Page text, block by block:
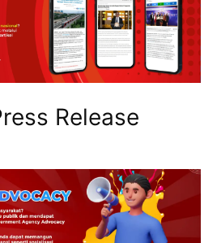
Release